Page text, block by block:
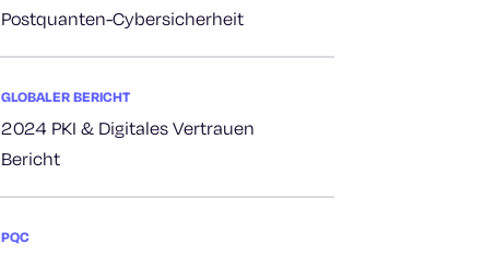
Postquanten-Cybersicherheit
GLOBALER BERICHT
2024 PKI & Digitales Vertrauen
Bericht
PQC